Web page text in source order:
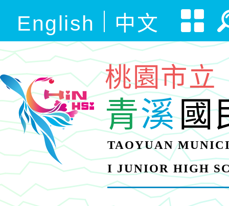
English 中文
桃園市立
青溪國
TAOYUAN
I JUNIOR HIGH